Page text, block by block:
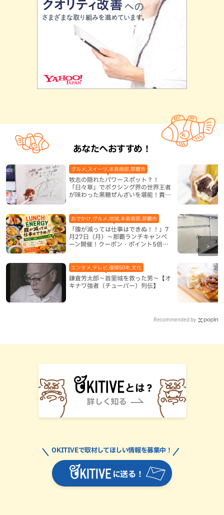
あなたへおすすめ！
牧志の隠れたパワースポット？！
「日々草」でボクシング界の世界王者
が味わった黒糖ぜんざいを堪能！貴重
グルメ,スイーツ,本島南部,那覇市
「腹が減っては仕事はできぬ！！」7
月27日（月）〜那覇ランチキャンペ
ーン開催！クーポン・ポイント5倍・
おでかけ,グルメ,地域,本島南部,那覇市
鎌倉芳太郎～首里城を救った男～【オ
キナワ強者（チューバー）列伝】
エンタメ,テレビ,復帰50年,文化
Recommended by
に送る！
OKITIVEで取材してほしい情報を募集中！